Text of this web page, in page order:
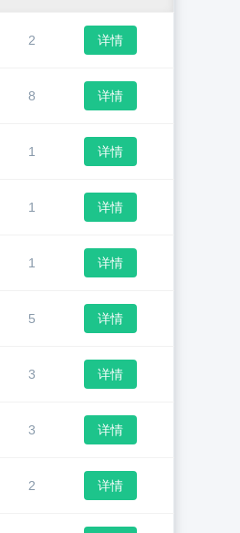
2 详情
8 详情
1 详情
1 详情
1 详情
5 详情
3 详情
3 详情
2 详情